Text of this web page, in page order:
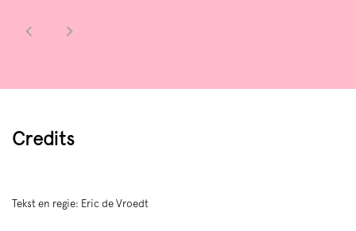
Credits
Tekst en regie: Eric de Vroedt